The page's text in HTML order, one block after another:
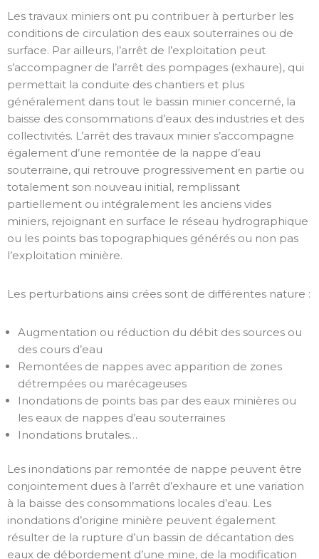
Les travaux miniers ont pu contribuer à perturber les
conditions de circulation des eaux souterraines ou de
surface. Par ailleurs, l’arrêt de l’exploitation peut
s’accompagner de l’arrêt des pompages (exhaure), qui
permettait la conduite des chantiers et plus
généralement dans tout le bassin minier concerné, la
baisse des consommations d’eaux des industries et des
collectivités. L’arrêt des travaux minier s’accompagne
également d’une remontée de la nappe d’eau
souterraine, qui retrouve progressivement en partie ou
totalement son nouveau initial, remplissant
partiellement ou intégralement les anciens vides
miniers, rejoignant en surface le réseau hydrographique
ou les points bas topographiques générés ou non pas
l’exploitation minière.
Les perturbations ainsi crées sont de différentes nature :
Augmentation ou réduction du débit des sources ou
des cours d’eau
Remontées de nappes avec apparition de zones
détrempées ou marécageuses
Inondations de points bas par des eaux minières ou
les eaux de nappes d’eau souterraines
Inondations brutales…
Les inondations par remontée de nappe peuvent être
conjointement dues à l’arrêt d’exhaure et une variation
à la baisse des consommations locales d’eau. Les
inondations d’origine minière peuvent également
résulter de la rupture d’un bassin de décantation des
eaux de débordement d’une mine, de la modification